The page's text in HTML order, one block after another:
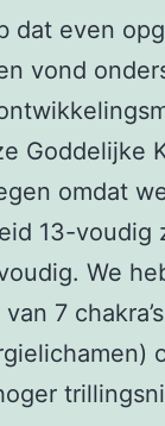
dat even
vond
Goddelijke
omdat
13-voudig
We
7